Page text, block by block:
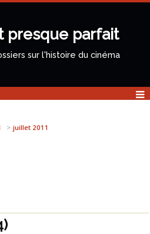
presque parfait
sur l'histoire du cinéma
juillet 2011